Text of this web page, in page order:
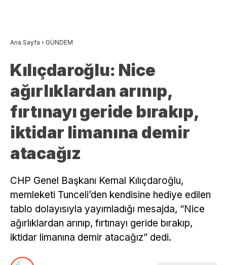
Ana Sayfa › GÜNDEM
Kılıçdaroğlu: Nice
ağırlıklardan arınıp,
fırtınayı geride bırakıp,
iktidar limanına demir
atacağız
CHP Genel Başkanı Kemal Kılıçdaroğlu,
memleketi Tunceli’den kendisine hediye edilen
tablo dolayısıyla yayımladığı mesajda, “Nice
ağırlıklardan arınıp, fırtınayı geride bırakıp,
iktidar limanına demir atacağız” dedi.